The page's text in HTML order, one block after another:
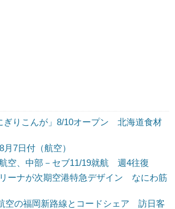
ぎりこんが」8/10オープン 北海道食材
7日付（航空）
空、中部－セブ11/19就航 週4往復
ーナが次期空港特急デザイン なにわ筋
空の福岡新路線とコードシェア 訪日客